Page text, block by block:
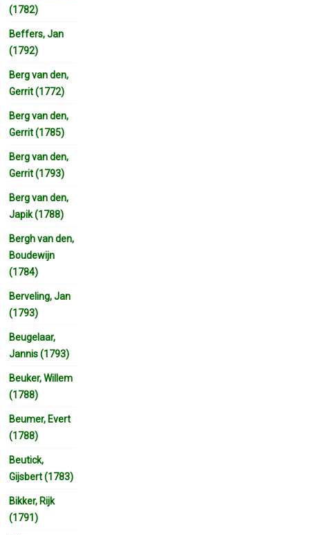
(1782)
Beffers, Jan
(1792)
Berg van den,
Gerrit (1772)
Berg van den,
Gerrit (1785)
Berg van den,
Gerrit (1793)
Berg van den,
Japik (1788)
Bergh van den,
Boudewijn
(1784)
Berveling, Jan
(1793)
Beugelaar,
Jannis (1793)
Beuker, Willem
(1788)
Beumer, Evert
(1788)
Beutick,
Gijsbert (1783)
Bikker, Rijk
(1791)